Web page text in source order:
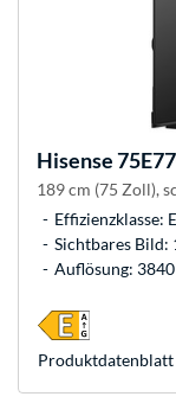
Hisense
189 cm (75 Zoll),
Effizienzklasse: E
Sichtbares Bild:
Auflösung:
Produkt­datenblatt